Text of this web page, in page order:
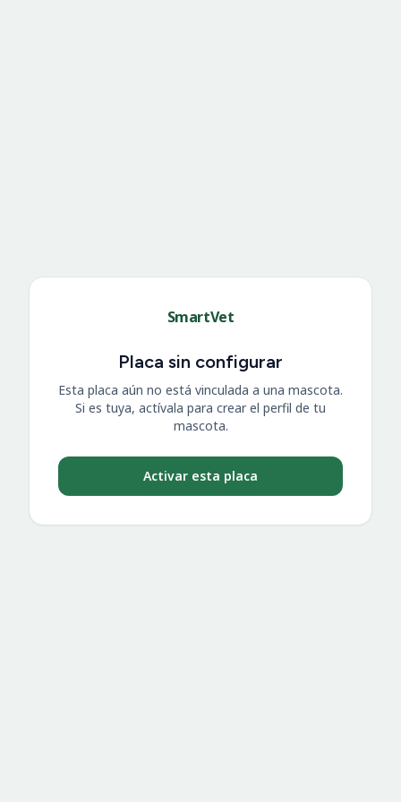
SmartVet
Placa sin configurar
Esta placa aún no está vinculada a una mascota.
Si es tuya, actívala para crear el perfil de tu
mascota.
Activar esta placa